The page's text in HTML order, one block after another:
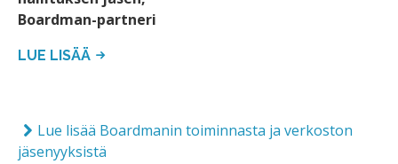
Boardman-partneri
LUE LISÄÄ
Lue lisää Boardmanin toiminnasta ja verkoston
jäsenyyksistä